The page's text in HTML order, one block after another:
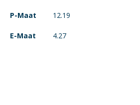
P-Maat 12.19
E-Maat 4.27